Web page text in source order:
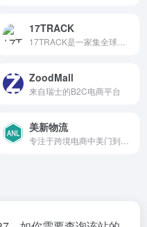
17TRACK
ZoodMall
来自瑞士的B2C电商平台
美新物流